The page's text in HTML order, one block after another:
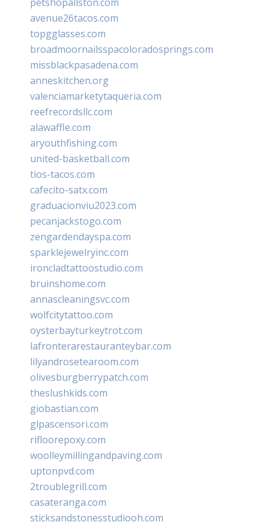
avenue26tacos.com
topgglasses.com
broadmoornailsspacoloradosprings.com
missblackpasadena.com
anneskitchen.org
valenciamarketytaqueria.com
reefrecordsllc.com
alawaffle.com
aryouthfishing.com
united-basketball.com
tios-tacos.com
cafecito-satx.com
graduacionviu2023.com
pecanjackstogo.com
zengardendayspa.com
sparklejewelryinc.com
ironcladtattoostudio.com
bruinshome.com
annascleaningsvc.com
wolfcitytattoo.com
oysterbayturkeytrot.com
lafronterarestauranteybar.com
lilyandrosetearoom.com
olivesburgberrypatch.com
theslushkids.com
giobastian.com
glpascensori.com
rifloorepoxy.com
woolleymillingandpaving.com
uptonpvd.com
2troublegrill.com
casateranga.com
sticksandstonesstudiooh.com